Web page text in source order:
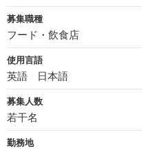
募集職種
フード・飲食店
使用言語
英語 日本語
募集人数
若干名
勤務地